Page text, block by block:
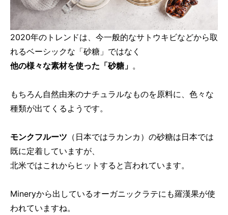
2020年のトレンドは、今一般的なサトウキビなどから取
れるベーシックな「砂糖」ではなく
他の様々な素材を使った「砂糖」 。
もちろん自然由来のナチュラルなものを原料に、色々な
種類が出てくるようです。
モンクフルーツ （日本ではラカンカ）の砂糖は日本では
既に定着していますが、
北米ではこれからヒットすると言われています。
Mineryから出しているオーガニックラテにも羅漢果が使
われていますね。